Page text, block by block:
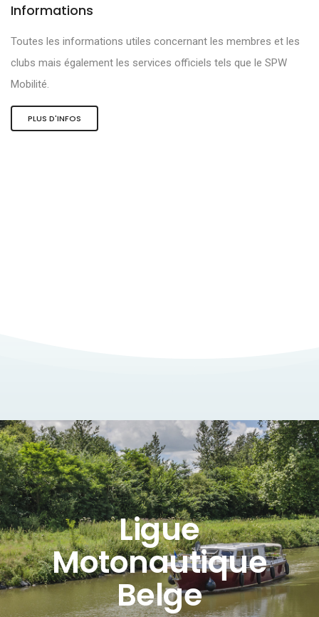
Informations
Toutes les informations utiles concernant les membres et les
clubs mais également les services officiels tels que le SPW
Mobilité.
PLUS D'INFOS
Ligue
Motonautique
Belge